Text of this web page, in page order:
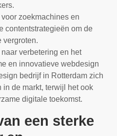
zoekmachines en
contentstrategieën om de
vergroten.
verbetering en het
en innovatieve webdesign
bedrijf in Rotterdam zich
de markt, terwijl het ook
digitale toekomst.
een sterke